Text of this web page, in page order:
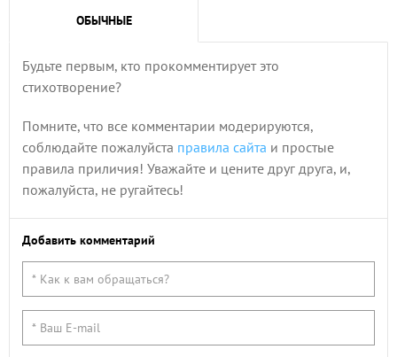
ОБЫЧНЫЕ
Будьте первым, кто прокомментирует это
стихотворение?
Помните, что все комментарии модерируются,
соблюдайте пожалуйста правила сайта и простые
правила приличия! Уважайте и цените друг друга, и,
пожалуйста, не ругайтесь!
Добавить комментарий